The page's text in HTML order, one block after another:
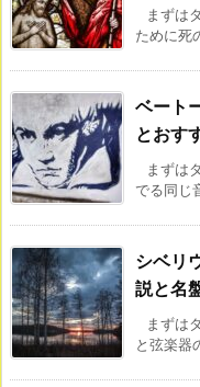
まずは
ために死
ベート
とおす
まずは
でる同じ
シベリ
説と名
まずは
と弦楽器